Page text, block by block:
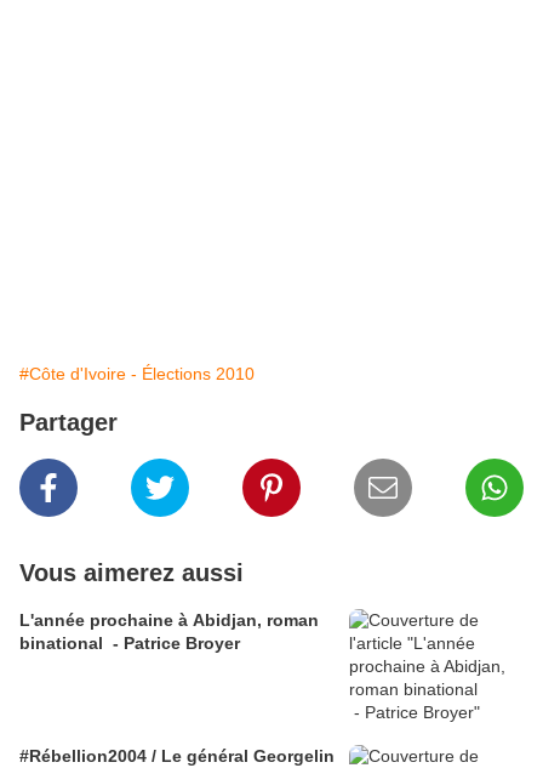
#Côte d'Ivoire - Élections 2010
Partager
Vous aimerez aussi
L'année prochaine à Abidjan, roman
binational - Patrice Broyer
#Rébellion2004 / Le général Georgelin